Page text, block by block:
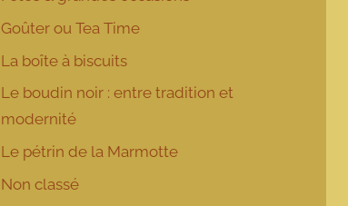
Goûter ou Tea Time
La boîte à biscuits
Le boudin noir : entre tradition et
modernité
Le pétrin de la Marmotte
Non classé